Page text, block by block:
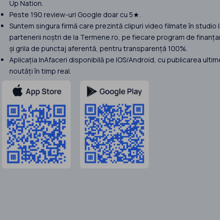
Up Nation.
Peste 190 review-uri Google doar cu 5★.
Suntem singura firmă care prezintă clipuri video filmate în studio
partenerii noștri de la Termene.ro, pe fiecare program de
și grila de punctaj aferentă, pentru transparență 100%.
Aplicația InAfaceri disponibilă pe IOS/Android, cu publicarea
noutăți în timp real.